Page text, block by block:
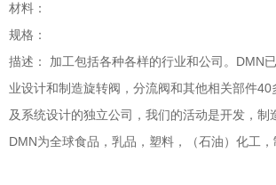
材料：
规格：
描述： 加工包括各种各样的行业和公司。DMN
业设计和制造旋转阀，分流阀和其他相关部件
及系统设计的独立公司，我们的活动是开发，制
DMN为全球食品，乳品，塑料，（石油）化工，